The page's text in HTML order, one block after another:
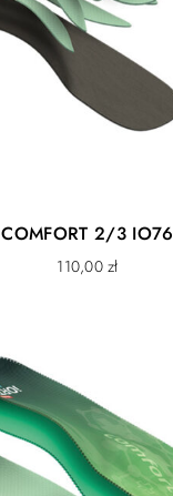
COMFORT 2/3 IO76
110,00zł